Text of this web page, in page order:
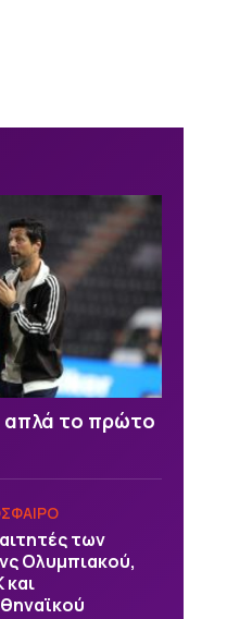
απλά το πρώτο
των
Ολυμπιακού,